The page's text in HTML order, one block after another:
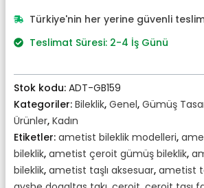
₺2.335,00.
Türkiye'nin her yerine güvenli
Teslimat Süresi: 2-4 İş Günü
Stok kodu: ADT-GB159
Kategoriler: Bileklik, Genel, Gümüş
Ürünler, Kadın
Etiketler: ametist bileklik modelleri,
bileklik, ametist çeroit gümüş bileklik,
bileklik, ametist taşlı aksesuar, ametist